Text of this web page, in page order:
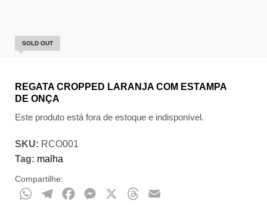
SOLD OUT
REGATA CROPPED LARANJA COM ESTAMPA
DE ONÇA
Este produto está fora de estoque e indisponível.
SKU: RCO001
Tag: malha
Compartilhe:
WhatsAppTelegramFacebookMessenger Threads